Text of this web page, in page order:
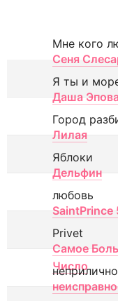
Мне кого
Сеня
Я ты и
Даша
Город
Лилая
Яблоки
Дельфин
любовь
SaintPrince
Privet
Самое
Число
неприлично